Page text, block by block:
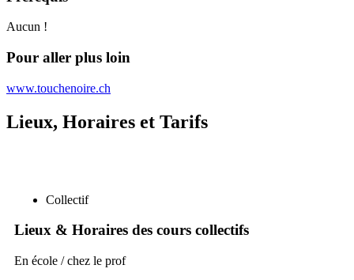
Aucun !
Pour aller plus loin
www.touchenoire.ch
Lieux, Horaires et Tarifs
Collectif
Lieux & Horaires des cours collectifs
En école / chez le prof